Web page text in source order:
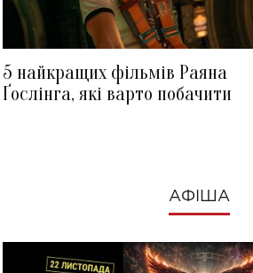
5 найкращих фільмів Раяна
Ґослінга, які варто побачити
АФІША